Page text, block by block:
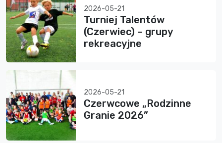
2026-05-21
Turniej Talentów
(Czerwiec) – grupy
rekreacyjne
2026-05-21
Czerwcowe „Rodzinne
Granie 2026”